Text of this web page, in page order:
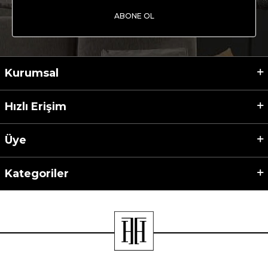
ABONE OL
Kurumsal
Hızlı Erişim
Üye
Kategoriler